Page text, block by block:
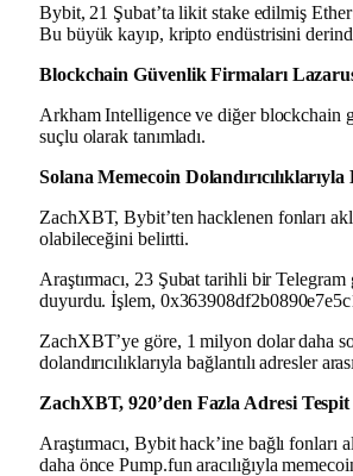
Bybit, 21 Şubat’talikit stake edilmiş
Bu büyük kayıp, kripto endüstrisini
Blockchain Güvenlik Firmaları
Arkham Intelligence ve diğer blockchain
suçlu olarak tanımladı.
Solana Memecoin Dolandırıcılıklarıyla
ZachXBT, Bybit’ten hacklenen fonları
olabileceğini belirtti.
Araştırmacı, 23 Şubat tarihli bir Telegram
duyurdu. İşlem,
ZachXBT’ye göre, 1 milyon dolar daha
dolandırıcılıklarıyla bağlantılı adresler
ZachXBT, 920’den Fazla Adresi
Araştırmacı, Bybit hack’ine bağlı fonları
daha önce Pump.fun aracılığıyla